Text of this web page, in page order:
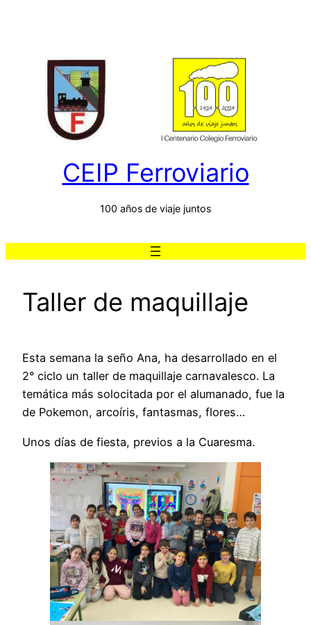
CEIP Ferroviario
100 años de viaje juntos
Taller de maquillaje
Esta semana la seño Ana, ha desarrollado en el
2° ciclo un taller de maquillaje carnavalesco. La
temática más solocitada por el alumanado, fue la
de Pokemon, arcoíris, fantasmas, flores…
Unos días de fiesta, previos a la Cuaresma.